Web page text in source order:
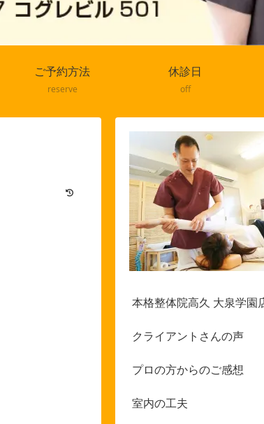
ご予約方法
reserve
休診日
off
本格整体院高久 大泉学園
クライアントさんの声
プロの方からのご感想
室内の工夫